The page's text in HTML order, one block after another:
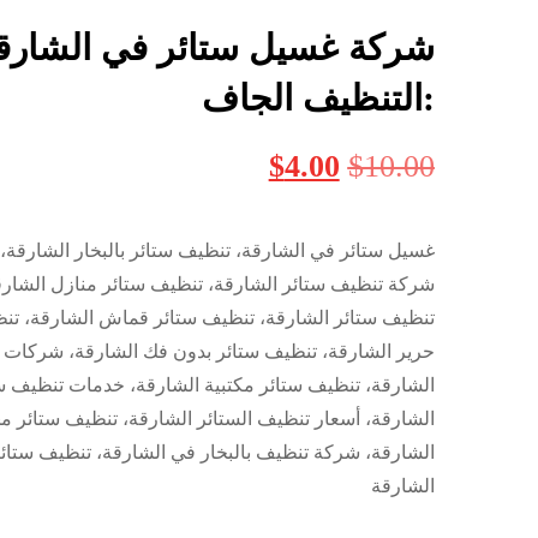
شركة غسيل ستائر في
:التنظيف الجاف
$10.00
$4.00
غسيل ستائر في الشارقة، تنظيف ستائر بالبخار
شركة تنظيف ستائر الشارقة، تنظيف ستائر منازل
تنظيف ستائر الشارقة، تنظيف ستائر قماش الشارقة،
حرير الشارقة، تنظيف ستائر بدون فك الشارقة، شركات
الشارقة، تنظيف ستائر مكتبية الشارقة، خدمات تنظيف
الشارقة، أسعار تنظيف الستائر الشارقة، تنظيف
الشارقة، شركة تنظيف بالبخار في الشارقة، تنظيف
الشارقة